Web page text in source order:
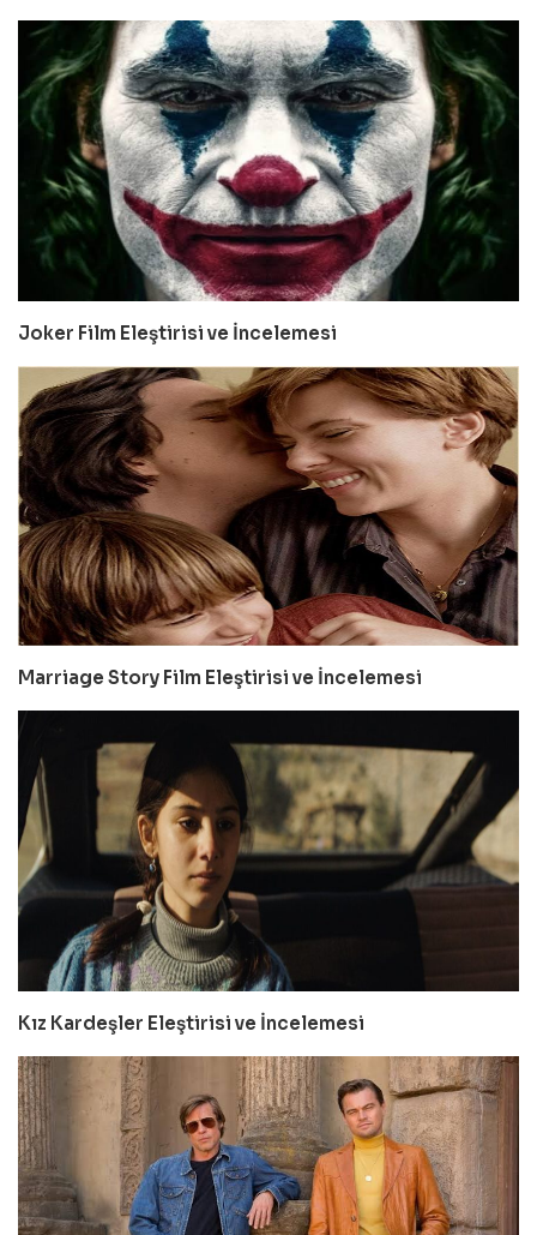
Joker Film Eleştirisi ve İncelemesi
Marriage Story Film Eleştirisi ve İncelemesi
Kız Kardeşler Eleştirisi ve İncelemesi